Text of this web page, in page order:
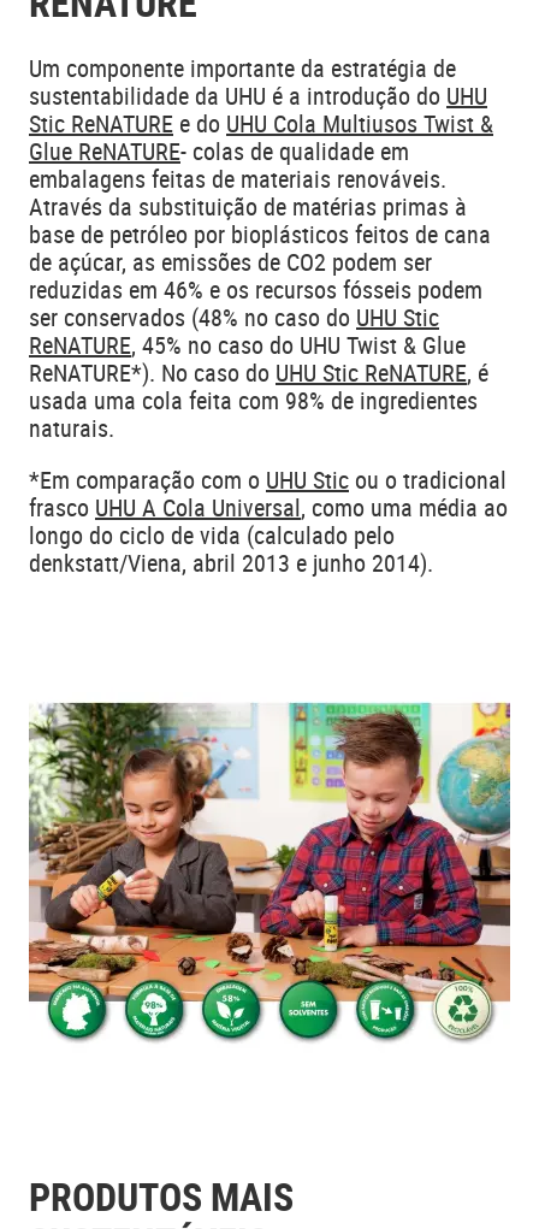
Um componente importante da estratégia de
sustentabilidade da UHU é a introdução do UHU
Stic ReNATURE e do UHU Cola Multiusos Twist &
Glue ReNATURE- colas de qualidade em
embalagens feitas de materiais renováveis.
Através da substituição de matérias primas à
base de petróleo por bioplásticos feitos de cana
de açúcar, as emissões de CO2 podem ser
reduzidas em 46% e os recursos fósseis podem
ser conservados (48% no caso do UHU Stic
ReNATURE, 45% no caso do UHU Twist & Glue
ReNATURE*). No caso do UHU Stic ReNATURE, é
usada uma cola feita com 98% de ingredientes
naturais.
*Em comparação com o UHU Stic ou o tradicional
frasco UHU A Cola Universal, como uma média ao
longo do ciclo de vida (calculado pelo
denkstatt/Viena, abril 2013 e junho 2014).
PRODUTOS MAIS